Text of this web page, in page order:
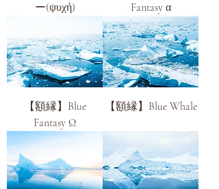
ー(ψυχή)
Fantasy α
【額縁】Blue
Fantasy Ω
【額縁】Blue Whale